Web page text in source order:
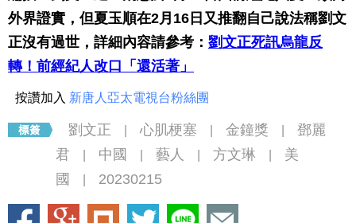
外界證實，但夏玉順在2月16日又推翻自己說法稱劉文
正沒有過世，詳細內容請參考： 劉文正死訊烏龍反
轉！前經紀人改口「還活著」
按讚加入 新唐人亞太電視台粉絲團
劉文正 心肌梗塞 金鐘獎
鄧麗
君
中國 藝人 方文琳
美
國
20230215